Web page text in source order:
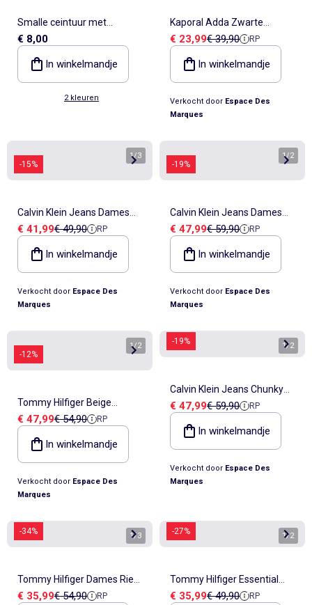
Smalle ceintuur met
luipaardprint
€ 8,00
In winkelmandje
2 kleuren
Kaporal Adda Zwarte
Damesriem
Verkoopprijs
€ 23,99Referentieprijs
€ 39,90 RP
In winkelmandje
Verkocht door Espace Des
Marques
-15%
1/3
Calvin Klein Jeans Dames
Riem Zwart met Gesp 15mm
Verkoopprijs
€ 41,99Referentieprijs
€ 49,90 RP
In winkelmandje
Verkocht door Espace Des
Marques
-19%
1/2
Calvin Klein Jeans Dames
Riem Taupe met Emblem
Verkoopprijs
€ 47,99Referentieprijs
€ 59,90 RP
In winkelmandje
Verkocht door Espace Des
Marques
-12%
1/2
Tommy Hilfiger Beige
Damesriem met Vierkante
Gesp
Verkoopprijs
€ 47,99Referentieprijs
€ 54,90 RP
In winkelmandje
Verkocht door Espace Des
Marques
-19% 1/2
Calvin Klein Jeans Chunky
Beige Damesriem
Verkoopprijs
€ 47,99Referentieprijs
€ 59,90 RP
In winkelmandje
Verkocht door Espace Des
Marques
-34% 1/3
Tommy Hilfiger Dames Riem
Zwart Heritage
Verkoopprijs
€ 35,99Referentieprijs
€ 54,90 RP
-27% 1/2
Tommy Hilfiger Essential
Dames Riem Beige
Verkoopprijs
€ 35,99Referentieprijs
€ 49,90 RP